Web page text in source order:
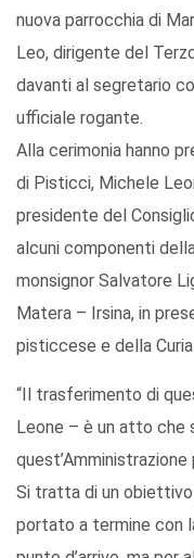
nuova parrocchia di
Leo, dirigente del
davanti al segretario
ufficiale rogante.
Alla cerimonia hanno
di Pisticci, Michele
presidente del
alcuni componenti
monsignor Salvatore
Matera – Irsina, in
pisticcese e della
“Il trasferimento di
Leone – è un atto che
Si tratta di un
portato a termine con